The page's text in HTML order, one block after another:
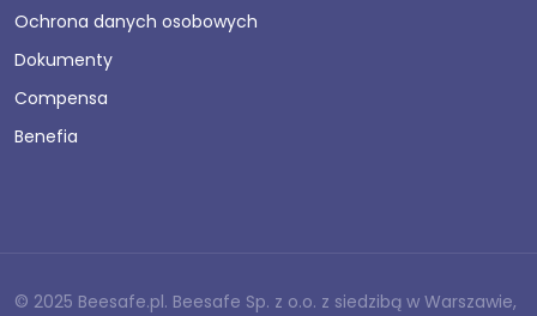
Ochrona danych osobowych
Dokumenty
Compensa
Benefia
© 2025 Beesafe.pl. Beesafe Sp. z o.o. z siedzibą w Warszawie,